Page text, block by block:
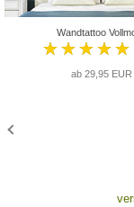
Wandtattoo
★★★★★
ab 29,95 EUR